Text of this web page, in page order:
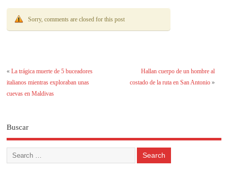
Sorry, comments are closed for this post
«La trágica muerte de 5 buceadores
italianos mientras exploraban unas
cuevas en Maldivas
Hallan cuerpo de un hombre al
costado de la ruta en San Antonio»
Buscar